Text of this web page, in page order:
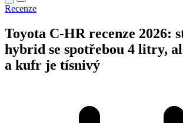
Recenze
Toyota C-HR recenze 2026:
hybrid se spotřebou 4 litry,
a kufr je tísnivý